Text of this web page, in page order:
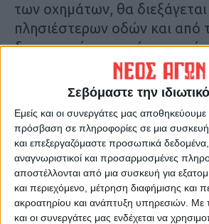
Σεβόμαστε την
Εμείς και οι συνεργάτες μας αποθηκεύουμε
πρόσβαση σε πληροφορίες σε μια
και επεξεργαζόμαστε προσωπικά
αναγνωριστικοί και προσαρμοσμένες
αποστέλλονται από μια συσκευή για
και περιεχόμενο, μέτρηση διαφήμισης και
ακροατηρίου και ανάπτυξη υπηρεσιών. Με
και οι συνεργάτες μας ενδέχεται να
των οχημάτων, θα
πλησιέστερων οδών και από
διασταυρώσεις από τις
στροφή προς αυτές, καθώς
σύμφωνα με τις υποδείξεις
Τροχαίας Καρδίτσας.
Τελευταίες Ειδήσεις Σήμερα
Ακολούθησε την
ΑΓΩΝ στο Google